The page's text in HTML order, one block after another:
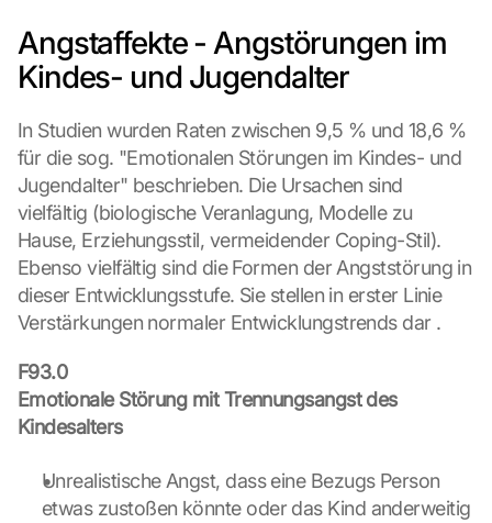
Angstaffekte - Angstörungen im
Kindes- und Jugendalter
In Studien wurden Raten zwischen 9,5 % und 18,6 %
für die sog. "Emotionalen Störungen im Kindes- und
Jugendalter" beschrieben. Die Ursachen sind
vielfältig (biologische Veranlagung, Modelle zu
Hause, Erziehungsstil, vermeidender Coping-Stil).
Ebenso vielfältig sind die Formen der Angststörung in
dieser Entwicklungsstufe. Sie stellen in erster Linie
Verstärkungen normaler Entwicklungstrends dar .
F93.0
Emotionale Störung mit Trennungsangst des
Kindesalters
Unrealistische Angst, dass eine Bezugs Person
etwas zustoßen könnte oder das Kind anderweitig
S
h
t
z
s
c
h
r
m
s
m
m
e
S
i